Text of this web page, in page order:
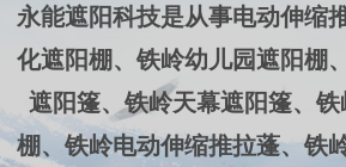
永能遮阳科技是从事电动伸缩
化遮阳棚、铁岭幼儿园遮阳棚
遮阳篷、铁岭天幕遮阳篷、
棚、铁岭电动伸缩推拉蓬、铁